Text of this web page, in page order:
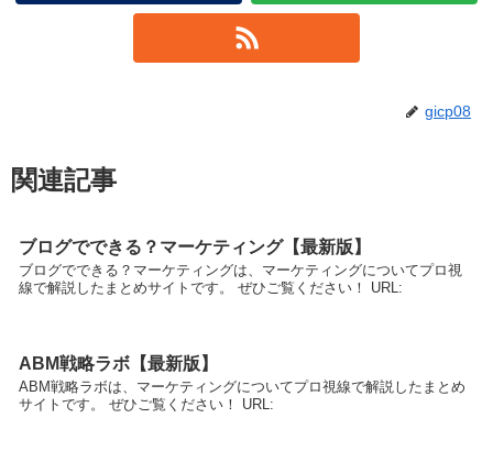
gicp08
関連記事
ブログでできる？マーケティング【最新版】
ブログでできる？マーケティングは、マーケティングについてプロ視
線で解説したまとめサイトです。 ぜひご覧ください！ URL:
ABM戦略ラボ【最新版】
ABM戦略ラボは、マーケティングについてプロ視線で解説したまとめ
サイトです。 ぜひご覧ください！ URL: